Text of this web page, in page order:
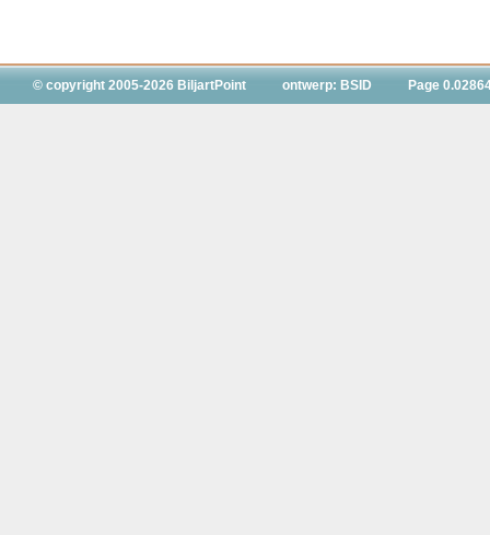
© copyright 2005-2026 BiljartPoint ontwerp: BSID Page